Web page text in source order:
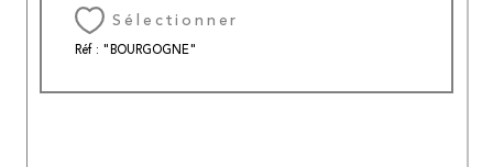
Sélectionner
Réf : "BOURGOGNE"